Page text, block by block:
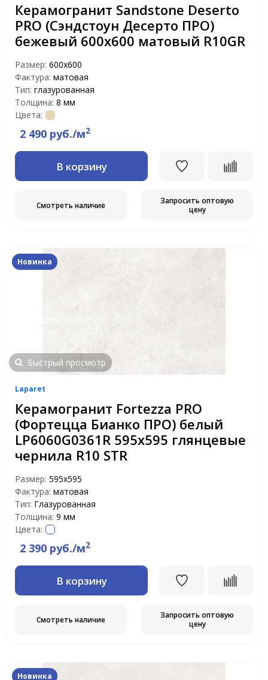
Керамогранит Sandstone Deserto
PRO (Сэндстоун Десерто ПРО)
бежевый 600x600 матовый R10GR
Размер: 600x600
Фактура: матовая
Тип: глазурованная
Толщина: 8 мм
Цвета:
2 490 руб./м2
В корзину
Смотреть наличие
Запросить оптовую
цену
Новинка
Быстрый просмотр
Laparet
Керамогранит Fortezza PRO
(Фортецца Бианко ПРО) белый
LP6060G0361R 595х595 глянцевые
чернила R10 STR
Размер: 595x595
Фактура: матовая
Тип: Глазурованная
Толщина: 9 мм
Цвета:
2 390 руб./м2
В корзину
Смотреть наличие
Запросить оптовую
цену
Новинка